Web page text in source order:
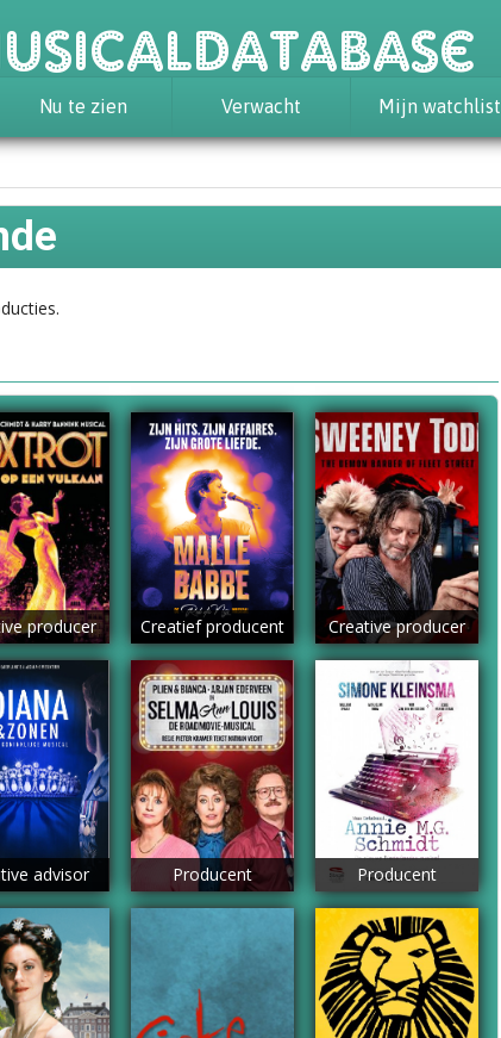
Nu te zien Verwacht Mijn watchlist
producer Creatief producent Creative producer
advisor Producent Producent